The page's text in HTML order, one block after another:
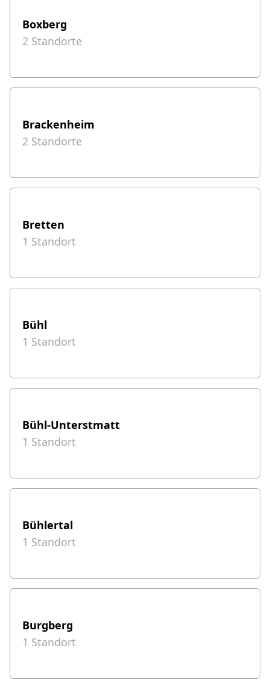
Boxberg
2 Standorte
Brackenheim
2 Standorte
Bretten
1 Standort
Bühl
1 Standort
Bühl-Unterstmatt
1 Standort
Bühlertal
1 Standort
Burgberg
1 Standort